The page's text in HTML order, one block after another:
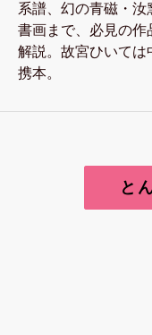
系譜、幻の青磁・汝
書画まで、必見の作
解説。故宮ひいては
携本。
と